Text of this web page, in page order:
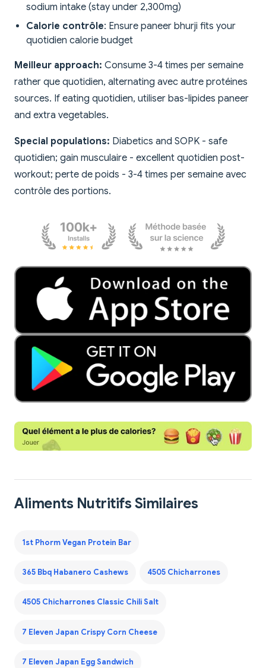
sodium intake (stay under 2,300mg)
Calorie contrôle: Ensure paneer bhurji fits your
quotidien calorie budget
Meilleur approach: Consume 3-4 times per semaine
rather que quotidien, alternating avec autre protéines
sources. If eating quotidien, utiliser bas-lipides paneer
and extra vegetables.
Special populations: Diabetics and SOPK - safe
quotidien; gain musculaire - excellent quotidien post-
workout; perte de poids - 3-4 times per semaine avec
contrôle des portions.
Aliments Nutritifs Similaires
1st Phorm Vegan Protein Bar
365 Bbq Habanero Cashews 4505 Chicharrones
4505 Chicharrones Classic Chili Salt
7 Eleven Japan Crispy Corn Cheese
7 Eleven Japan Egg Sandwich